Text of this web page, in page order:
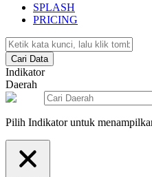
SPLASH
PRICING
Cari Data
Indikator
Daerah
Pilih Indikator untuk